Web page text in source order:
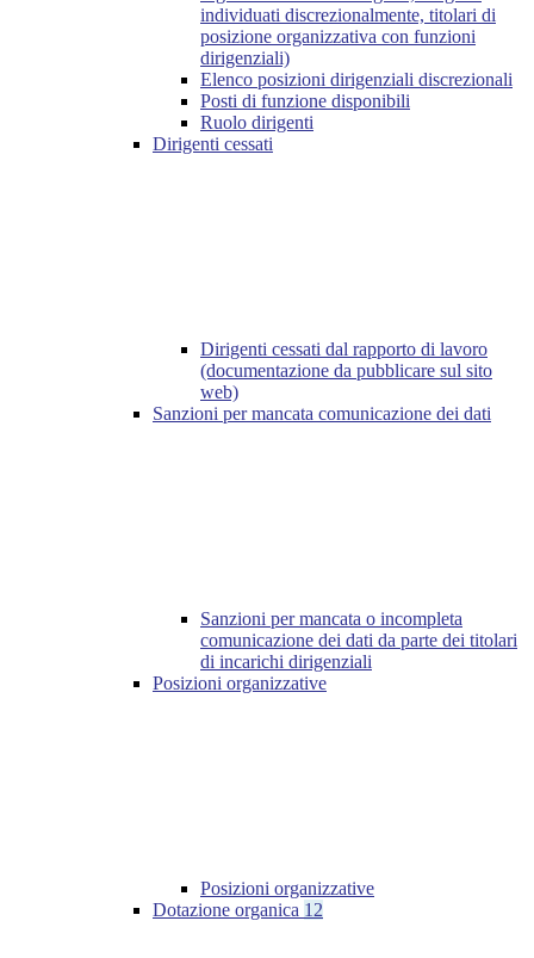
individuati discrezionalmente, titolari di
posizione organizzativa con funzioni
dirigenziali)
Elenco posizioni dirigenziali discrezionali
Posti di funzione disponibili
Ruolo dirigenti
Dirigenti cessati
Dirigenti cessati dal rapporto di lavoro
(documentazione da pubblicare sul sito
web)
Sanzioni per mancata comunicazione dei dati
Sanzioni per mancata o incompleta
comunicazione dei dati da parte dei titolari
di incarichi dirigenziali
Posizioni organizzative
Posizioni organizzative
Dotazione organica 12